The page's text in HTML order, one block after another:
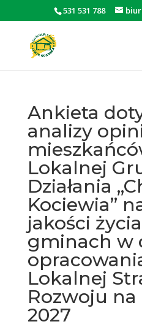
Otwórz pasek narzędzi
531 531 788
Ankieta
analizy
Lokalnej
Działania
Kociewia”
jakości
gminach w
Lokalnej
Rozwoju na
2027